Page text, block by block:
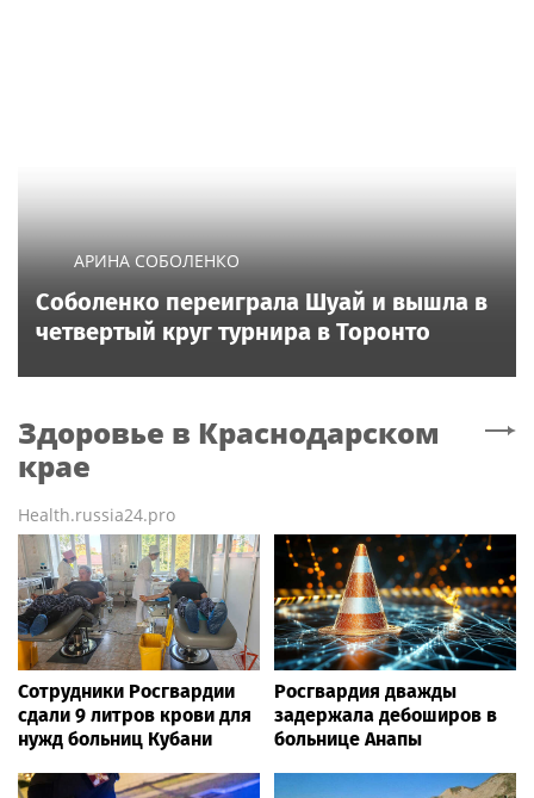
АРИНА СОБОЛЕНКО
Соболенко переиграла Шуай и вышла в
четвертый круг турнира в Торонто
Здоровье в Краснодарском
крае
Health.russia24.pro
Сотрудники Росгвардии
сдали 9 литров крови для
нужд больниц Кубани
Росгвардия дважды
задержала дебоширов в
больнице Анапы